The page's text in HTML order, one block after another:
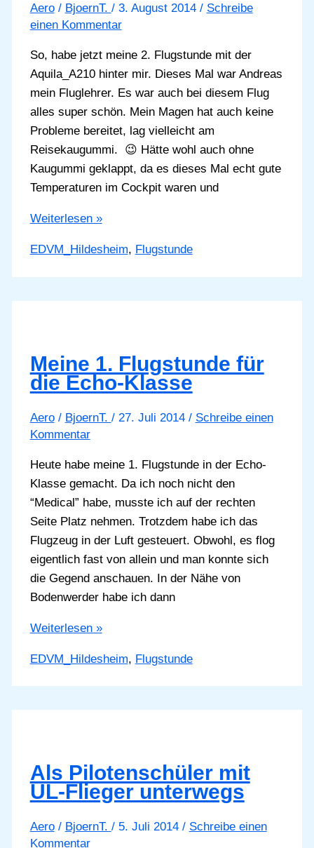
Aero/ BjoernT. / 3. August 2014 / Schreibe
einen Kommentar
So, habe jetzt meine 2. Flugstunde mit der
Aquila_A210 hinter mir. Dieses Mal war Andreas
mein Fluglehrer. Es war auch bei diesem Flug
alles super schön. Mein Magen hat auch keine
Probleme bereitet, lag vielleicht am
Reisekaugummi. 😉 Hätte wohl auch ohne
Kaugummi geklappt, da es dieses Mal echt gute
Temperaturen im Cockpit waren und
Meine
Flugstunde
mit
Weiterlesen »
EDVM_Hildesheim, Flugstunde
Meine 1. Flugstunde für
die Echo-Klasse
Aero/ BjoernT. / 27. Juli 2014 / Schreibe einen
Kommentar
Heute habe meine 1. Flugstunde in der Echo-
Klasse gemacht. Da ich noch nicht den
“Medical” habe, musste ich auf der rechten
Seite Platz nehmen. Trotzdem habe ich das
Flugzeug in der Luft gesteuert. Obwohl, es flog
eigentlich fast von allein und man konnte sich
die Gegend anschauen. In der Nähe von
Bodenwerder habe ich dann
Meine
Flugstunde
für
Weiterlesen »
EDVM_Hildesheim, Flugstunde
Als Pilotenschüler mit
UL-Flieger unterwegs
Aero/ BjoernT. / 5. Juli 2014 / Schreibe einen
Kommentar